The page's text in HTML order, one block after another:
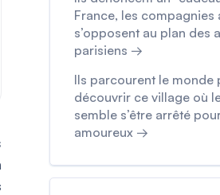
France, les compagnies
s’opposent au plan des
parisiens →
Ils parcourent le monde
découvrir ce village où
semble s’être arrêté
amoureux →